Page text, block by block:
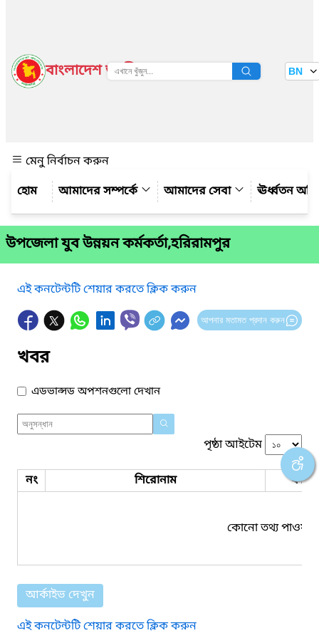
বাংলাদেশ জাতীয় তথ্য বাতায়ন BN
মেনু নির্বাচন করুন
আমাদের সম্পর্কে
আমাদের সেবা ঊর্ধ্বতন
উপজেলা যুব উন্নয়ন কর্মকর্তা,হরিরামপুর
এই কনটেন্টটি শেয়ার করতে ক্লিক করুন
আপনার মতামত প্রদান করুন
খবর
এডভান্সড অপশনগুলো দেখান
পৃষ্ঠা আইটেম
নং শিরোনাম ফাইল
কোনো তথ্য পাওয়া
আর্কাইভ দেখুন
এই কনটেন্টটি শেয়ার করতে ক্লিক করুন